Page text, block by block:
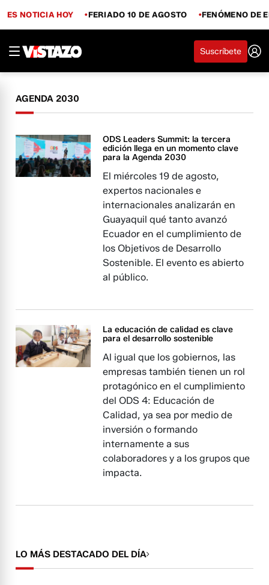
ES NOTICIA HOY FERIADO 10 DE AGOSTO FENÓMENO DE
Suscríbete
AGENDA 2030
ODS Leaders Summit: la tercera
edición llega en un momento clave
para la Agenda 2030
El miércoles 19 de agosto,
expertos nacionales e
internacionales analizarán en
Guayaquil qué tanto avanzó
Ecuador en el cumplimiento de
los Objetivos de Desarrollo
Sostenible. El evento es abierto
al público.
La educación de calidad es clave
para el desarrollo sostenible
Al igual que los gobiernos, las
empresas también tienen un rol
protagónico en el cumplimiento
del ODS 4: Educación de
Calidad, ya sea por medio de
inversión o formando
internamente a sus
colaboradores y a los grupos que
impacta.
LO MÁS DESTACADO DEL DÍA